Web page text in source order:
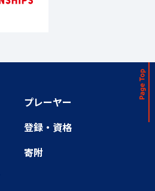
プレーヤー
登録・資格
寄附